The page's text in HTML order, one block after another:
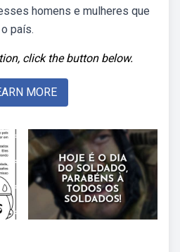
homens e mulheres que
país.
click the button below.
MORE